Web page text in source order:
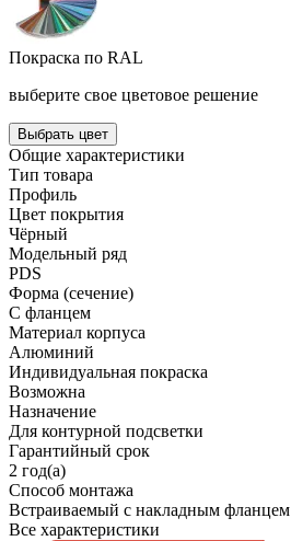
Покраска по RAL
выберите свое цветовое решение
Выбрать цвет
Общие характеристики
Тип товара
Профиль
Цвет покрытия
Чёрный
Модельный ряд
PDS
Форма (сечение)
С фланцем
Материал корпуса
Алюминий
Индивидуальная покраска
Возможна
Назначение
Для контурной подсветки
Гарантийный срок
2 год(а)
Способ монтажа
Встраиваемый с накладным фланцем
Все характеристики